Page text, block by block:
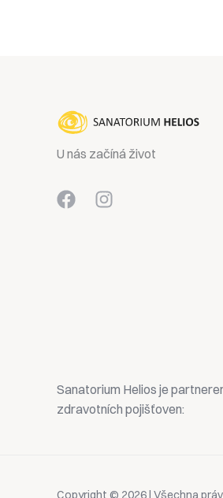
U nás začíná život
Sanatorium Helios je
zdravotních pojišťoven:
Copyright © 2026 | Všechna